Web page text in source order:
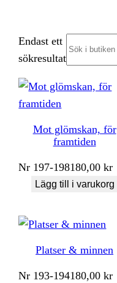
Endast ett
sökresultat
Mot glömskan, för
framtiden
Nr 197-198180,00kr
Lägg till i varukorg
Platser & minnen
Nr 193-194180,00kr